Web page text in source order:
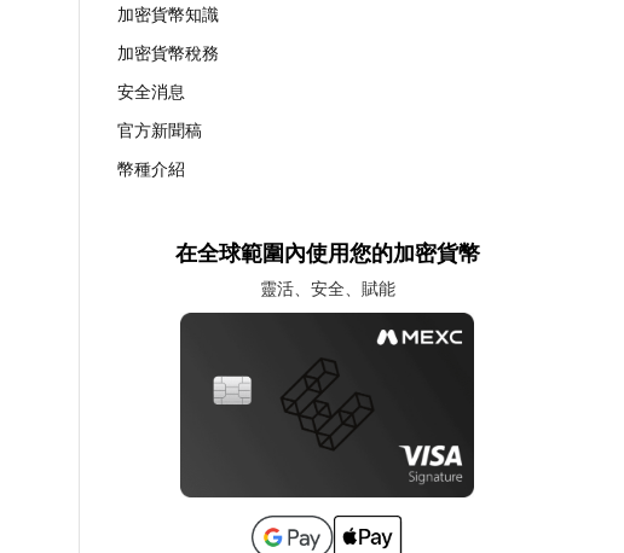
加密貨幣知識
加密貨幣稅務
安全消息
官方新聞稿
幣種介紹
在全球範圍內使用您的加密貨幣
靈活、安全、賦能